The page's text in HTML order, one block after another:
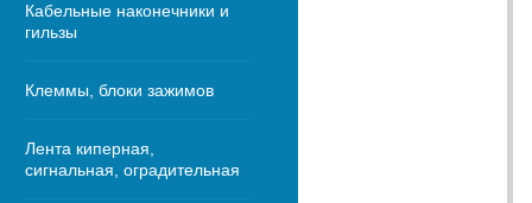
Кабельные наконечники и
гильзы
Клеммы, блоки зажимов
Лента киперная,
сигнальная, оградительная